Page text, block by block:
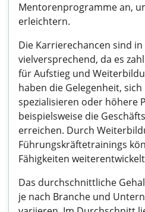
Mentorenprogramme an,
erleichtern.
Die Karrierechancen sind
vielversprechend, da es
für Aufstieg und
haben die Gelegenheit,
spezialisieren oder höhere
beispielsweise die
erreichen. Durch
Führungskräftetrainings
Fähigkeiten
Das durchschnittliche
je nach Branche und